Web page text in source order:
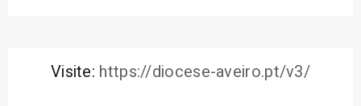
Visite: https://diocese-aveiro.pt/v3/